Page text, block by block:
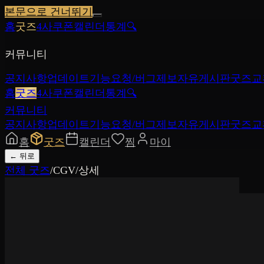
본문으로 건너뛰기
홈굿즈4사쿠폰캘린더 통계 🔍
커뮤니티
공지사항업데이트기능요청/버그제보자유게시판굿즈
홈굿즈4사쿠폰캘린더 통계 🔍
커뮤니티
공지사항업데이트기능요청/버그제보자유게시판굿즈
홈
굿즈 캘린더 찜 마이
← 뒤로
전체 굿즈/CGV/상세